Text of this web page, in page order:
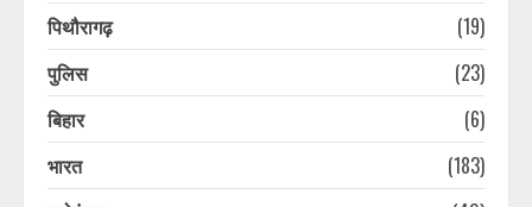
पिथौरागढ़
(19)
पुलिस
(23)
बिहार
(6)
भारत
(183)
प्लास्टिक मुक्त उत्तराखंड बनाने की अपील,
मुख्यमंत्री धामी ने